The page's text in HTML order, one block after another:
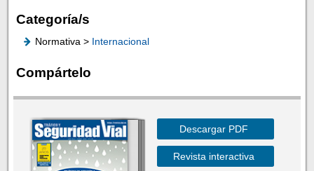
Categoría/s
Normativa > Internacional
Compártelo
Descargar PDF
Revista interactiva